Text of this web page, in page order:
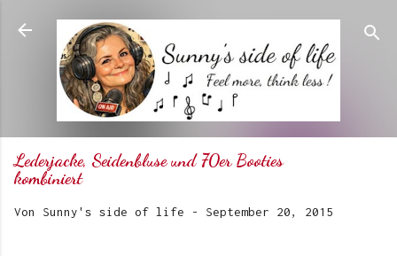
Direkt zum Hauptbereich
Lederjacke, Seidenbluse und 70er Booties
kombiniert
Von Sunny's side of life - September 20, 2015